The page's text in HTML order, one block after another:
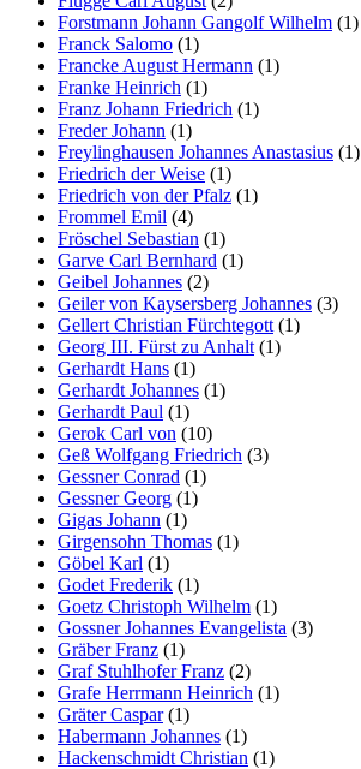
Forstmann Johann Gangolf Wilhelm (1)
Franck Salomo (1)
Francke August Hermann (1)
Franke Heinrich (1)
Franz Johann Friedrich (1)
Freder Johann (1)
Freylinghausen Johannes Anastasius (1)
Friedrich der Weise (1)
Friedrich von der Pfalz (1)
Frommel Emil (4)
Fröschel Sebastian (1)
Garve Carl Bernhard (1)
Geibel Johannes (2)
Geiler von Kaysersberg Johannes (3)
Gellert Christian Fürchtegott (1)
Georg III. Fürst zu Anhalt (1)
Gerhardt Hans (1)
Gerhardt Johannes (1)
Gerhardt Paul (1)
Gerok Carl von (10)
Geß Wolfgang Friedrich (3)
Gessner Conrad (1)
Gessner Georg (1)
Gigas Johann (1)
Girgensohn Thomas (1)
Göbel Karl (1)
Godet Frederik (1)
Goetz Christoph Wilhelm (1)
Gossner Johannes Evangelista (3)
Gräber Franz (1)
Graf Stuhlhofer Franz (2)
Grafe Herrmann Heinrich (1)
Gräter Caspar(1)
Habermann Johannes (1)
Hackenschmidt Christian (1)